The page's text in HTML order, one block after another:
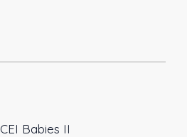
CEI Babies II